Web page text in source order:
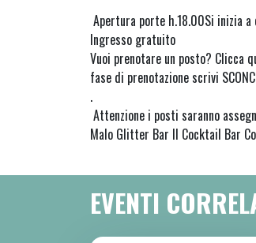
Apertura porte h.18.00Si inizia
Ingresso gratuito
Vuoi prenotare un posto? Clicca
fase di prenotazione scrivi
.
Attenzione i posti saranno
Malo Glitter Bar Il Cocktail Bar
EVENTI